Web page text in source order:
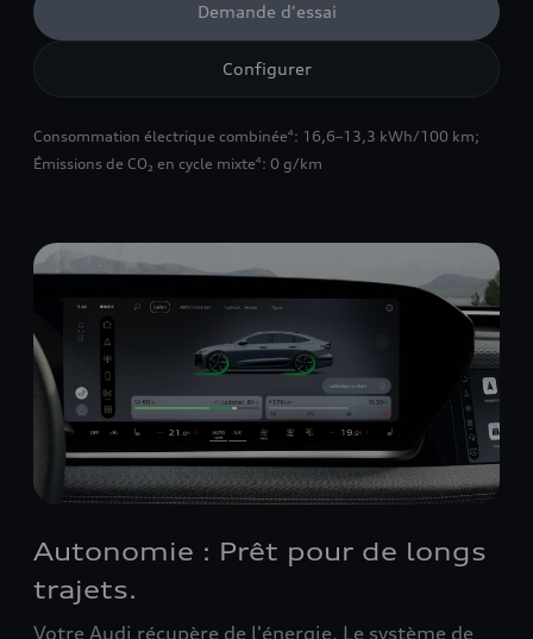
Demande d'essai
Configurer
Consommation électrique combinée4 : 16,6–13,3 kWh/100 km;
Émissions de CO₂ en cycle mixte4 : 0 g/km
Autonomie : Prêt pour de longs
trajets.
Votre Audi récupère de l'énergie. Le système de